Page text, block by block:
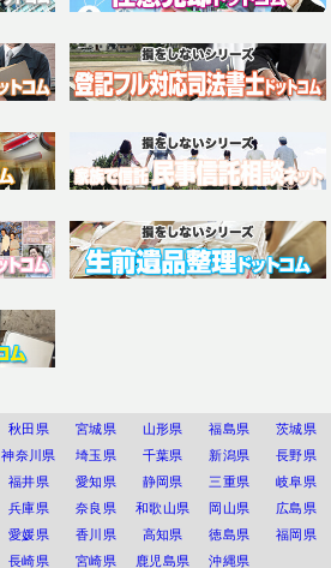
秋田県 宮城県 山形県 福島県
茨城県
神奈川県 埼玉県 千葉県 新潟県
長野県
福井県 愛知県 静岡県 三重県
岐阜県
兵庫県 奈良県 和歌山県 岡山県
広島県
愛媛県 香川県 高知県 徳島県
福岡県
長崎県 宮崎県 鹿児島県 沖縄県